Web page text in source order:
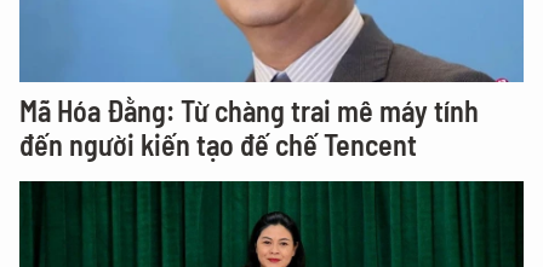
Mã Hóa Đằng: Từ chàng trai mê máy tính
đến người kiến tạo đế chế Tencent